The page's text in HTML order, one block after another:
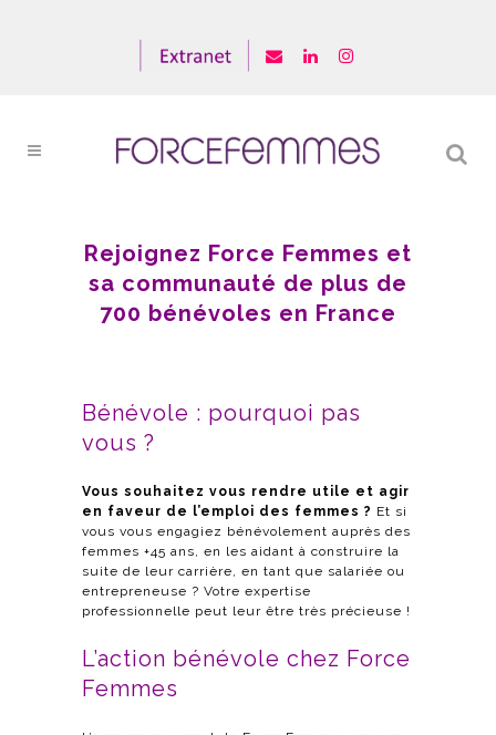
Rejoignez Force Femmes et
sa communauté de plus de
700 bénévoles en France
Bénévole : pourquoi pas
vous ?
Vous souhaitez vous rendre utile et agir
en faveur de l’emploi des femmes ? Et si
vous vous engagiez bénévolement auprès des
femmes +45 ans, en les aidant à construire la
suite de leur carrière, en tant que salariée ou
entrepreneuse ? Votre expertise
professionnelle peut leur être très précieuse !
L’action bénévole chez Force
Femmes